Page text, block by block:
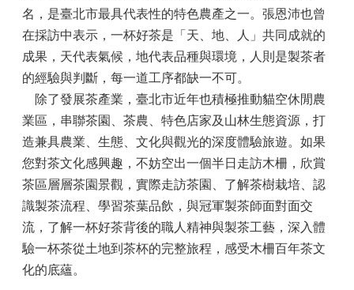
名，是臺北市最具代表性的特色農產之一。張恩沛也曾
在採訪中表示，一杯好茶是「天、地、人」共同成就的
成果，天代表氣候，地代表品種與環境，人則是製茶者
的經驗與判斷，每一道工序都缺一不可。
除了發展茶產業，臺北市近年也積極推動貓空休閒農
業區，串聯茶園、茶農、特色店家及山林生態資源，打
造兼具農業、生態、文化與觀光的深度體驗旅遊。如果
您對茶文化感興趣，不妨空出一個半日走訪木柵，欣賞
茶區層層茶園景觀，實際走訪茶園、了解茶樹栽培、認
識製茶流程、學習茶葉品飲，與冠軍製茶師面對面交
流，了解一杯好茶背後的職人精神與製茶工藝，深入體
驗一杯茶從土地到茶杯的完整旅程，感受木柵百年茶文
化的底蘊。